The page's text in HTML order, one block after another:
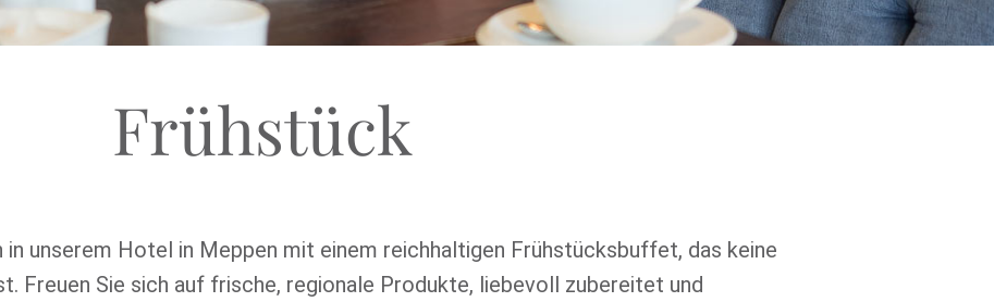
Frühstück
in unserem Hotel in Meppen mit einem reichhaltigen Frühstücksbuffet, das keine
Freuen Sie sich auf frische, regionale Produkte, liebevoll zubereitet und